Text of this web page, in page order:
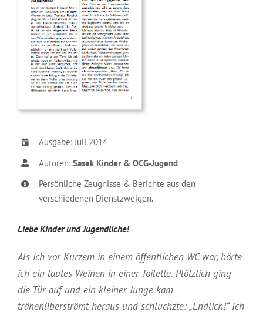
Ausgabe: Juli 2014
Autoren: Sasek Kinder & OCG-Jugend
Persönliche Zeugnisse & Berichte aus den
verschiedenen Dienstzweigen.
Liebe Kinder und Jugendliche!
Als ich vor Kurzem in einem öffentlichen WC war, hörte
ich ein lautes Weinen in einer Toilette. Plötzlich ging
die Tür auf und ein kleiner Junge kam
tränenüberströmt heraus und schluchzte: „Endlich!“ Ich